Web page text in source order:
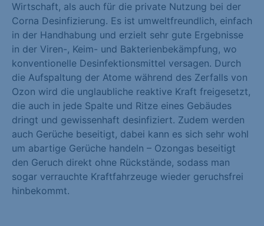
Wirtschaft, als auch für die private Nutzung bei der
Corna Desinfizierung. Es ist umweltfreundlich, einfach
in der Handhabung und erzielt sehr gute Ergebnisse
in der Viren-, Keim- und Bakterienbekämpfung, wo
konventionelle Desinfektionsmittel versagen. Durch
die Aufspaltung der Atome während des Zerfalls von
Ozon wird die unglaubliche reaktive Kraft freigesetzt,
die auch in jede Spalte und Ritze eines Gebäudes
dringt und gewissenhaft desinfiziert. Zudem werden
auch Gerüche beseitigt, dabei kann es sich sehr wohl
um abartige Gerüche handeln – Ozongas beseitigt
den Geruch direkt ohne Rückstände, sodass man
sogar verrauchte Kraftfahrzeuge wieder geruchsfrei
hinbekommt.